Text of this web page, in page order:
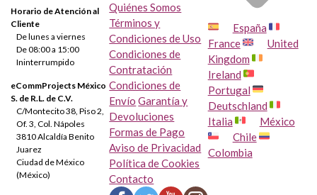
Horario de Atención al
Cliente
De lunes a viernes
De 08:00 a 15:00
Ininterrumpido
eCommProjects México
S. de R.L. de C.V.
C/Montecito 38, Piso 2,
Of. 3, Col. Nápoles
3810 Alcaldía Benito
Juarez
Ciudad de México
(México)
Quiénes Somos
Términos y
Condiciones de Uso
Condiciones de
Contratación
Condiciones de
Envío Garantía y
Devoluciones
Formas de Pago
Aviso de Privacidad
Política de Cookies
Contacto
España
France
United
Kingdom
Ireland
Portugal
Deutschland
Italia
México
Chile
Colombia